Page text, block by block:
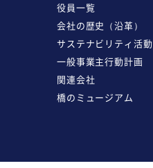
役員一覧
会社の歴史（沿革）
サステナビリティ活動
一般事業主行動計画
関連会社
橋のミュージアム